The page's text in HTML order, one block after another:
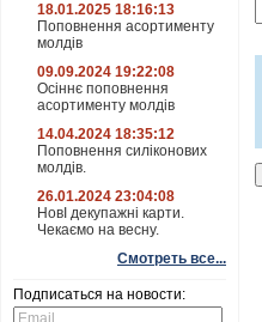
18.01.2025 18:16:13
Поповнення асортименту
молдів
09.09.2024 19:22:08
Осіннє поповнення
асортименту молдів
14.04.2024 18:35:12
Поповнення силіконових
молдів.
26.01.2024 23:04:08
НовІ декупажні карти.
Чекаємо на весну.
Смотреть все...
Подписаться на новости: